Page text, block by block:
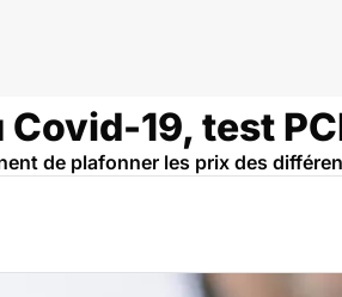
Covid-19, test
de plafonner les prix des